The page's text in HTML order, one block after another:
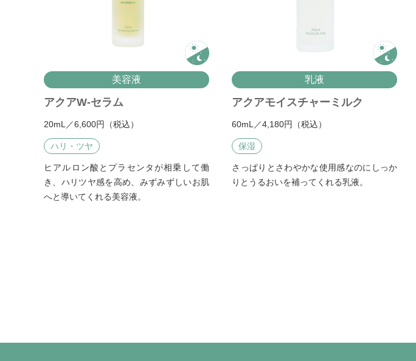
美容液
アクアW-セラム
20mL／6,600円（税込）
ハリ・ツヤ
ヒアルロン酸とプラセンタが相乗して働
き、ハリツヤ感を高め、みずみずしいお肌
へと導いてくれる美容液。
乳液
アクアモイスチャーミルク
60mL／4,180円（税込）
保湿
さっぱりとさわやかな使用感なのにしっか
りとうるおいを補ってくれる乳液。